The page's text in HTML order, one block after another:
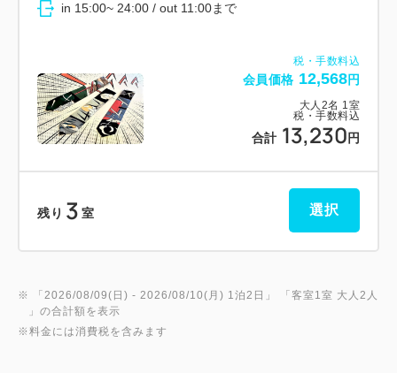
税・手数料込
会員価格 12,568円
大人 2名 1室
税・手数料込
合計 13,230 円
in 15:00~ 24:00 / out 11:00まで
残り 3 室 選択
※ 「 2026/08/09(日) - 2026/08/10(月) 1泊2日 」 「 客室1室 大人2人
」の合計額を表示
※料金には消費税を含みます